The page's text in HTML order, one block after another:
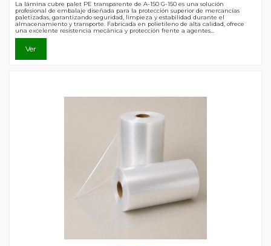
La lámina cubre palet PE transparente de A-150 G-150 es una solución
profesional de embalaje diseñada para la protección superior de mercancías
paletizadas, garantizando seguridad, limpieza y estabilidad durante el
almacenamiento y transporte. Fabricada en polietileno de alta calidad, ofrece
una excelente resistencia mecánica y protección frente a agentes...
Ver